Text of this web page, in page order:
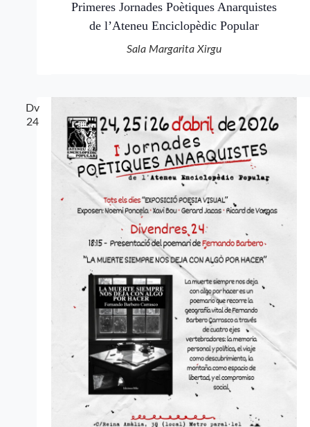
Primeres Jornades Poètiques Anarquistes
de l’Ateneu Enciclopèdic Popular
Sala Margarita Xirgu
Dv
24